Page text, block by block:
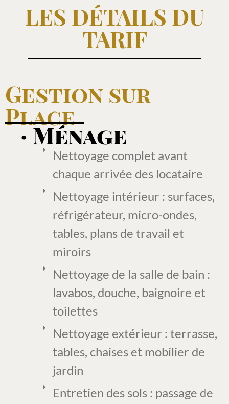
LES DÉTAILS DU
TARIF
Gestion sur
Place
· Ménage
Nettoyage complet avant
chaque arrivée des locataire
Nettoyage intérieur : surfaces,
réfrigérateur, micro-ondes,
tables, plans de travail et
miroirs
Nettoyage de la salle de bain :
lavabos, douche, baignoire et
toilettes
Nettoyage extérieur : terrasse,
tables, chaises et mobilier de
jardin
Entretien des sols : passage de